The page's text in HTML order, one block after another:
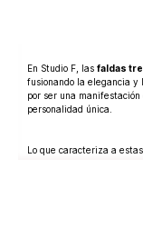
En Studio F, las faldas
fusionando la elegancia y
por ser una
personalidad única.
Lo que caracteriza a
intermedia entre las